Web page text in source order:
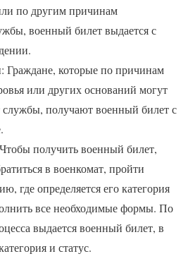
по другим причинам
военный билет выдается с
: Граждане, которые по причинам
или других оснований могут
службы, получают военный билет с
получить военный билет,
в военкомат, пройти
где определяется его категория
все необходимые формы. По
выдается военный билет, в
и статус.